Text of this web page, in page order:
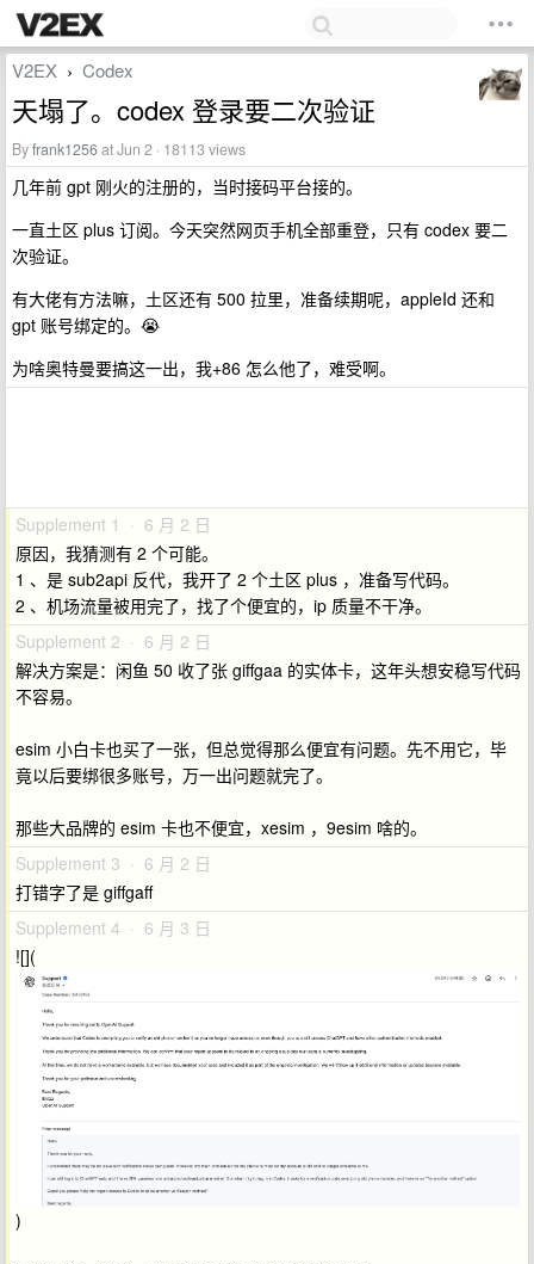
V2EX › Codex
天塌了。codex 登录要二次验证
Byfrank1256at Jun 2 · 18113 views
几年前 gpt 刚火的注册的，当时接码平台接的。
一直土区 plus 订阅。今天突然网页手机全部重登，只有 codex 要二
次验证。
有大佬有方法嘛，土区还有 500 拉里，准备续期呢，appleId 还和
gpt 账号绑定的。😭
为啥奥特曼要搞这一出，我+86 怎么他了，难受啊。
Supplement 1 · 6 月 2 日
原因，我猜测有 2 个可能。
1 、是 sub2api 反代，我开了 2 个土区 plus ，准备写代码。
2 、机场流量被用完了，找了个便宜的，ip 质量不干净。
Supplement 2 · 6 月 2 日
解决方案是：闲鱼 50 收了张 giffgaa 的实体卡，这年头想安稳写代码
不容易。
esim 小白卡也买了一张，但总觉得那么便宜有问题。先不用它，毕
竟以后要绑很多账号，万一出问题就完了。
那些大品牌的 esim 卡也不便宜，xesim ，9esim 啥的。
Supplement 3 · 6 月 2 日
打错字了是 giffgaff
Supplement 4 · 6 月 3 日
![](
)